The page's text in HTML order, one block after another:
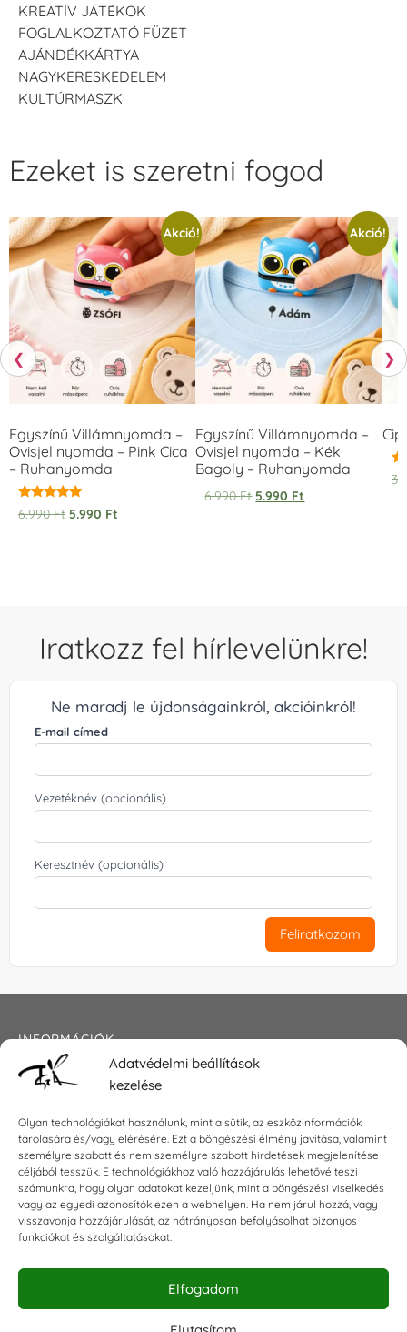
Adatvédelmi beállítások
kezelése
Olyan technológiákat használunk, mint a sütik, az eszközinformációk
tárolására és/vagy elérésére. Ezt a böngészési élmény javítása, valamint
személyre szabott és nem személyre szabott hirdetések megjelenítése
céljából tesszük. E technológiákhoz való hozzájárulás lehetővé teszi
számunkra, hogy olyan adatokat kezeljünk, mint a böngészési viselkedés
vagy az egyedi azonosítók ezen a webhelyen. Ha nem járul hozzá, vagy
visszavonja hozzájárulását, az hátrányosan befolyásolhat bizonyos
funkciókat és szolgáltatásokat.
Elfogadom
KREATÍV JÁTÉKOK
FOGLALKOZTATÓ FÜZET
AJÁNDÉKKÁRTYA
NAGYKERESKEDELEM
KULTÚRMASZK
❮
Ezeket is szeretni fogod
Akció!
Egyszínű Villámnyomda –
Ovisjel nyomda – Pink Cica
– Ruhanyomda
Értékelés:
5.00
6.990Ft 5.990 Ft
Akció!
Egyszínű Villámnyomda –
Ovisjel nyomda – Kék
Bagoly – Ruhanyomda
6.990Ft 5.990 Ft
❯
Iratkozz fel hírlevelünkre!
Ne maradj le újdonságainkról, akcióinkról!
E-mail címed
Vezetéknév (opcionális)
Keresztnév (opcionális)
Feliratkozom
INFORMÁCIÓK
Általános szerződési feltételek
Impresszum
KAPCSOLAT
E-mail:shop@torokszilvi.com
Telefon: +36 30 6767872
KÖZÖSSÉGI